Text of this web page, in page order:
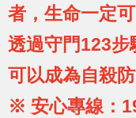
者，生命一定可
透過守門123步
可以成為自殺防
※ 安心專線：